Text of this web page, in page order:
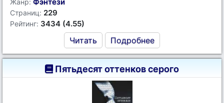
Жанр:
Страниц: 229
Рейтинг: 3434 (4.55)
Читать Подробнее
Пятьдесят оттенков серого